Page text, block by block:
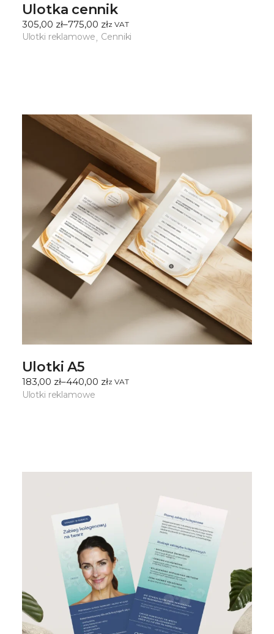
Ulotka cennik
305,00 zł–775,00 zł
Zakres
cen:
ㅤz VAT
Ulotki reklamowe Cenniki
Ulotki A5
183,00 zł–440,00 zł
Zakres
cen:
ㅤz VAT
Ulotki reklamowe